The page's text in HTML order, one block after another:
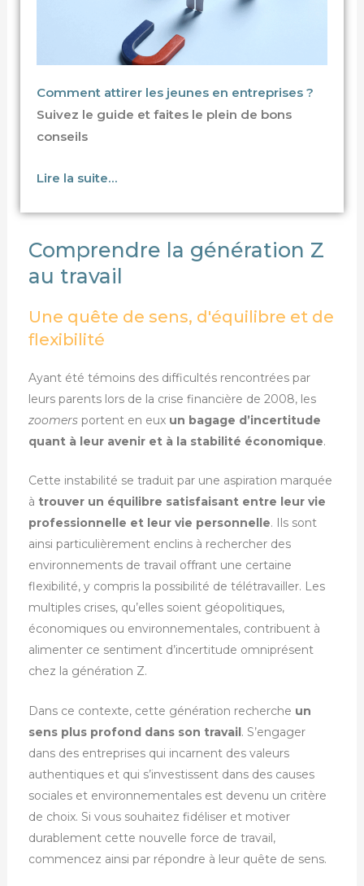
Comment attirer les jeunes en entreprises ?
Suivez le guide et faites le plein de bons
conseils
Lire la suite…
Comprendre la génération Z
au travail
Une quête de sens, d'équilibre et de
flexibilité
Ayant été témoins des difficultés rencontrées par
leurs parents lors de la crise financière de 2008, les
zoomers portent en eux un bagage d’incertitude
quant à leur avenir et à la stabilité économique.
Cette instabilité se traduit par une aspiration marquée
à trouver un équilibre satisfaisant entre leur vie
professionnelle et leur vie personnelle. Ils sont
ainsi particulièrement enclins à rechercher des
environnements de travail offrant une certaine
flexibilité, y compris la possibilité de télétravailler. Les
multiples crises, qu’elles soient géopolitiques,
économiques ou environnementales, contribuent à
alimenter ce sentiment d’incertitude omniprésent
chez la génération Z.
Dans ce contexte, cette génération recherche un
sens plus profond dans son travail. S’engager
dans des entreprises qui incarnent des valeurs
authentiques et qui s’investissent dans des causes
sociales et environnementales est devenu un critère
de choix. Si vous souhaitez fidéliser et motiver
durablement cette nouvelle force de travail,
commencez ainsi par répondre à leur quête de sens.